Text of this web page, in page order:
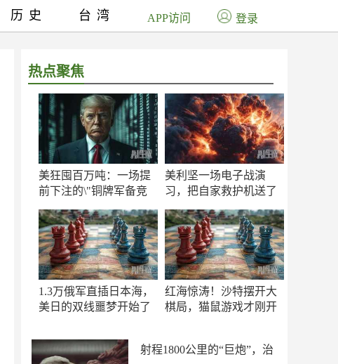
热点聚焦
美狂囤百万吨：一场提
前下注的\"铜牌军备竞
美利坚一场电子战演
习，把自家救护机送了
1.3万俄军直插日本海，
美日的双线噩梦开始了
红海惊涛！沙特摆开大
棋局，猫鼠游戏才刚开
射程1800公里的“巨炮”，治
历史 台湾 APP访问 登录